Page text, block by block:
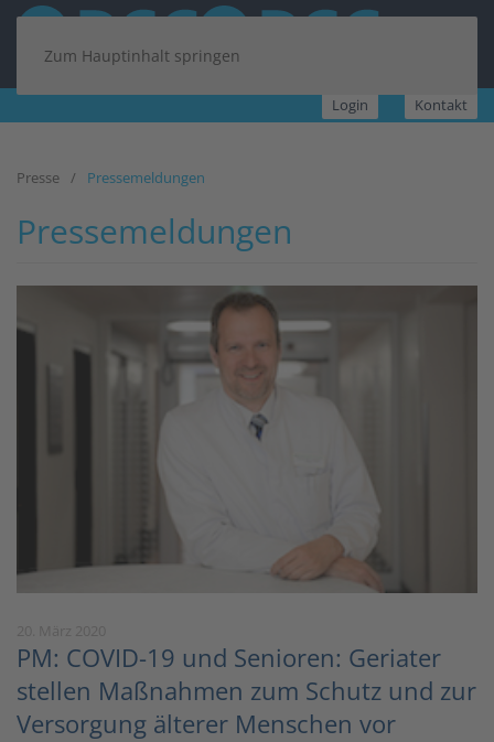
Zum Hauptinhalt springen
Login Kontakt
Presse Pressemeldungen
Pressemeldungen
PM: COVID-19 und Senioren: Geriater
stellen Maßnahmen zum Schutz und zur
Versorgung älterer Menschen vor